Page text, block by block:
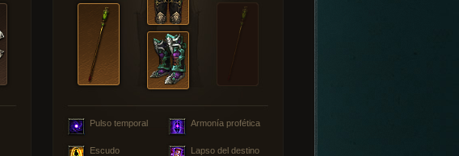
Pulso temporal Armonía profética
Escudo
Lapso del destino